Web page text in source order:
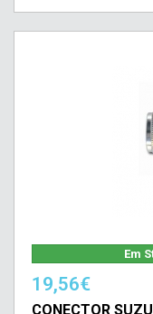
Em
19,56€
CONECTOR